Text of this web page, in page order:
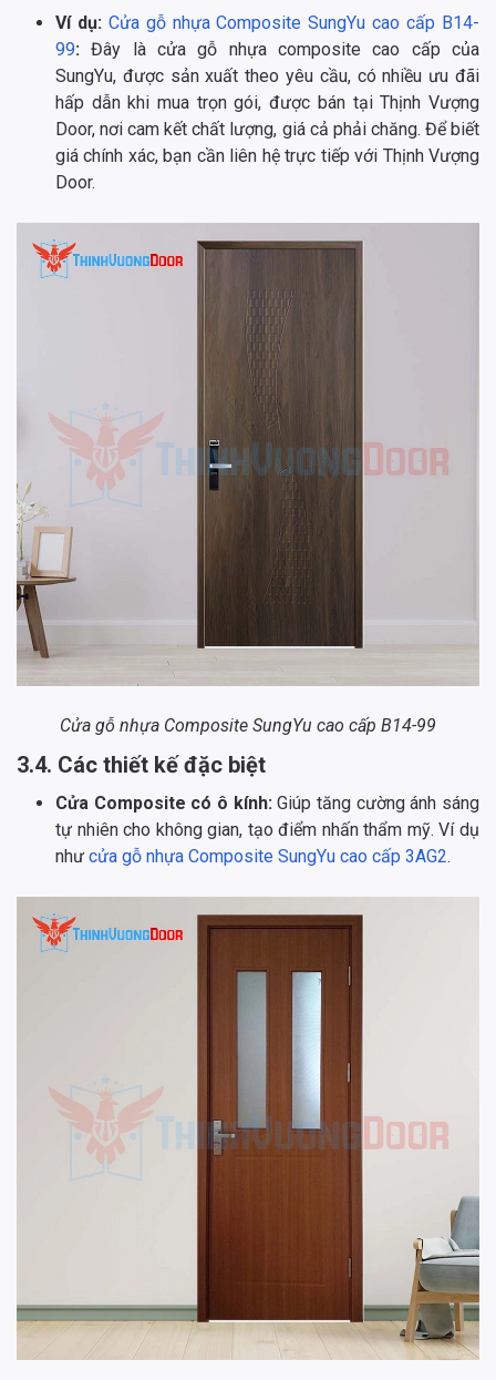
Ví dụ: Cửa gỗ nhựa Composite SungYu cao cấp B14-
99:Đây là cửa gỗ nhựa composite cao cấp của
SungYu, được sản xuất theo yêu cầu, có nhiều ưu đãi
hấp dẫn khi mua trọn gói, được bán tại Thịnh Vượng
Door, nơi cam kết chất lượng, giá cả phải chăng. Để biết
giá chính xác, bạn cần liên hệ trực tiếp với Thịnh Vượng
Door.
Cửa gỗ nhựa Composite SungYu cao cấp B14-99
3.4. Các thiết kế đặc biệt
Cửa Composite có ô kính:Giúp tăng cường ánh sáng
tự nhiên cho không gian, tạo điểm nhấn thẩm mỹ. Ví dụ
như cửa gỗ nhựa Composite SungYu cao cấp 3AG2.